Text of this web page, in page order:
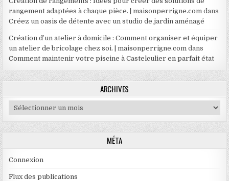
rangement adaptées à chaque pièce. | maisonperrigne.com dans
Créez un oasis de détente avec un studio de jardin aménagé
Création d’un atelier à domicile : Comment organiser et équiper
un atelier de bricolage chez soi. | maisonperrigne.com dans
Comment maintenir votre piscine à Castelculier en parfait état
ARCHIVES
Archives
MÉTA
Connexion
Flux des publications